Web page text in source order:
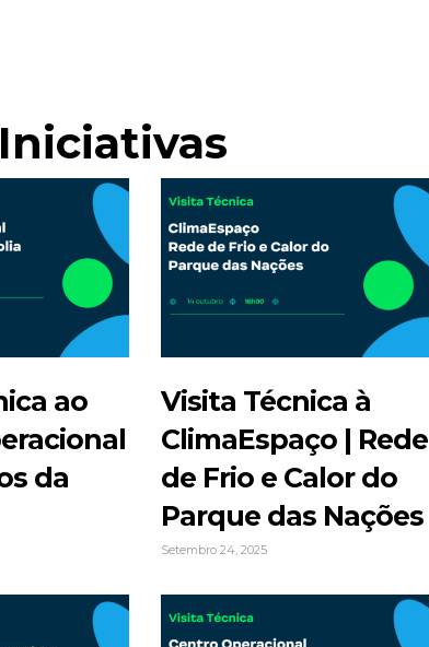
ao
da
Visita Técnica à
ClimaEspaço | Rede
de Frio e Calor do
Parque das Nações
Setembro 24, 2025